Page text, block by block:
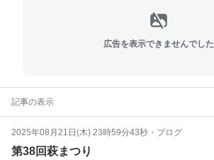
広告を表示できませんでした
記事の表示
2025年08月21日(木) 23時59分43秒 ・ ブログ
第38回萩まつり